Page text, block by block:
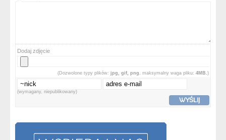
Dodaj zdjęcie
(Dozwolone typy plików: jpg, gif, png , maksymalny waga pliku: 4MB. )
(wymagany, niepublikowany)
WYŚLIJ